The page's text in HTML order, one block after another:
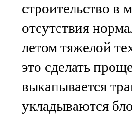
строительство в
отсутствия
летом тяжелой
это сделать
выкапывается
укладываются